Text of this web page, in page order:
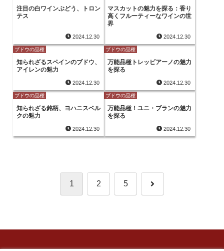
注目の白ワインぶどう、トロン
テス
2024.12.30
マスカットの魅力を探る：香り
高くフルーティーなワインの世
界
2024.12.30
ブドウの品種
知られざるスペインのブドウ、
アイレンの魅力
2024.12.30
ブドウの品種
万能品種トレッビアーノの魅力
を探る
2024.12.30
ブドウの品種
知られざる銘柄、ヨハニスベル
クの魅力
2024.12.30
ブドウの品種
万能品種！ユニ・ブランの魅力
を探る
2024.12.30
1 2 5 次